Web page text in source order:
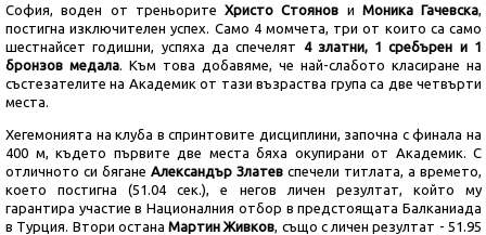
София, воден от треньоритеХристо Стоянов и Моника Гачевска,
постигна изключителен успех. Само 4 момчета, три от които са само
шестнайсет годишни, успяха да спечелят
4 златни, 1 сребърен и 1
бронзов медала. Към това добавяме, че най-слабото класиране на
състезателите на Академик от тази възраства група са две четвърти
места.
Хегемонията на клуба в спринтовите дисциплини, започна с финала на
400 м, където първите две места бяха окупирани от Академик. С
отличното си бяганеАлександър Златев спечели титлата, а времето,
което постигна (51.04 сек.), е негов личен резултат, който му
гарантира участие в Националния отбор в предстоящата Балканиада
в Турция. Втори останаМартин Живков, също с личен резултат - 51.95